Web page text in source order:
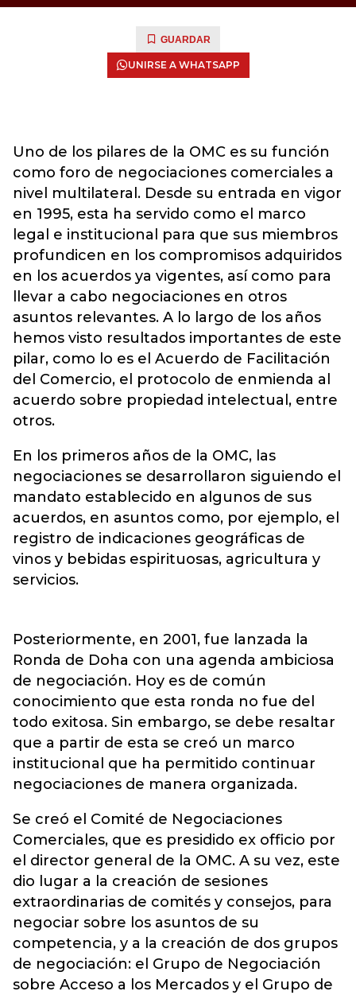
GUARDAR
UNIRSE A WHATSAPP
Uno de los pilares de la OMC es su función
como foro de negociaciones comerciales a
nivel multilateral. Desde su entrada en vigor
en 1995, esta ha servido como el marco
legal e institucional para que sus miembros
profundicen en los compromisos adquiridos
en los acuerdos ya vigentes, así como para
llevar a cabo negociaciones en otros
asuntos relevantes. A lo largo de los años
hemos visto resultados importantes de este
pilar, como lo es el Acuerdo de Facilitación
del Comercio, el protocolo de enmienda al
acuerdo sobre propiedad intelectual, entre
otros.
En los primeros años de la OMC, las
negociaciones se desarrollaron siguiendo el
mandato establecido en algunos de sus
acuerdos, en asuntos como, por ejemplo, el
registro de indicaciones geográficas de
vinos y bebidas espirituosas, agricultura y
servicios.
Posteriormente, en 2001, fue lanzada la
Ronda de Doha con una agenda ambiciosa
de negociación. Hoy es de común
conocimiento que esta ronda no fue del
todo exitosa. Sin embargo, se debe resaltar
que a partir de esta se creó un marco
institucional que ha permitido continuar
negociaciones de manera organizada.
Se creó el Comité de Negociaciones
Comerciales, que es presidido ex officio por
el director general de la OMC. A su vez, este
dio lugar a la creación de sesiones
extraordinarias de comités y consejos, para
negociar sobre los asuntos de su
competencia, y a la creación de dos grupos
de negociación: el Grupo de Negociación
sobre Acceso a los Mercados y el Grupo de